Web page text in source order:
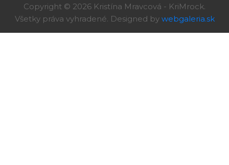
Copyright © 2026 Kristína Mravcová - KriMrock.
Všetky práva vyhradené. Designed by webgaleria.sk